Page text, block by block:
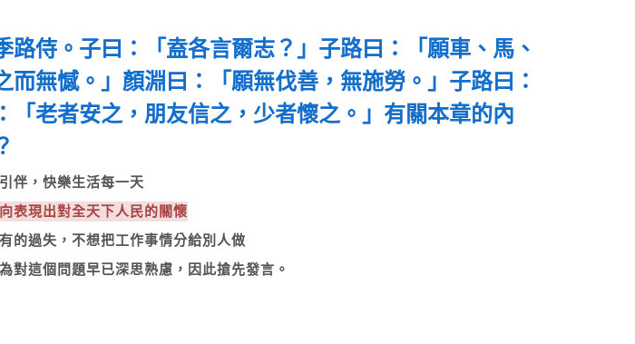
路侍。子曰：「盍各言爾志？」子路曰：「願車、馬、
而無憾。」顏淵曰：「願無伐善，無施勞。」子路曰：
「老者安之，朋友信之，少者懷之。」有關本章的內
伴，快樂生活每一天
表現出對全天下人民的關懷
的過失，不想把工作事情分給別人做
對這個問題早已深思熟慮，因此搶先發言。